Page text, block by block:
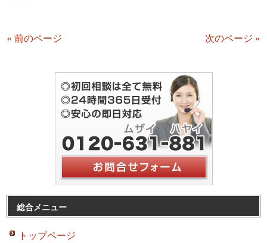
« 前のページ 次のページ »
総合メニュー
トップページ